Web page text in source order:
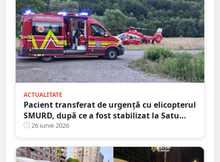
ACTUALITATE
Pacient transferat de urgență cu elicopterul
SMURD, după ce a fost stabilizat la Satu
Mare
26 iunie 2026